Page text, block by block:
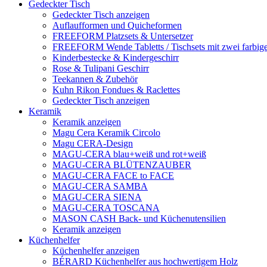
Gedeckter Tisch
Gedeckter Tisch anzeigen
Auflaufformen und Quicheformen
FREEFORM Platzsets & Untersetzer
FREEFORM Wende Tabletts / Tischsets mit zwei
Kinderbestecke & Kindergeschirr
Rose & Tulipani Geschirr
Teekannen & Zubehör
Kuhn Rikon Fondues & Raclettes
Gedeckter Tisch anzeigen
Keramik
Keramik anzeigen
Magu Cera Keramik Circolo
Magu CERA-Design
MAGU-CERA blau+weiß und rot+weiß
MAGU-CERA BLÜTENZAUBER
MAGU-CERA FACE to FACE
MAGU-CERA SAMBA
MAGU-CERA SIENA
MAGU-CERA TOSCANA
MASON CASH Back- und Küchenutensilien
Keramik anzeigen
Küchenhelfer
Küchenhelfer anzeigen
BÉRARD Küchenhelfer aus hochwertigem Holz